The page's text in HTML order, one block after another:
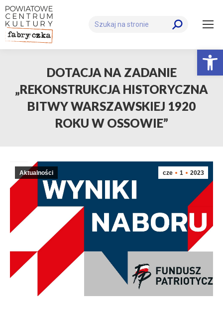
Szukaj:
DOTACJA NA ZADANIE
„REKONSTRUKCJA HISTORYCZNA
BITWY WARSZAWSKIEJ 1920
ROKU W OSSOWIE”
cze 1 2023
Aktualności